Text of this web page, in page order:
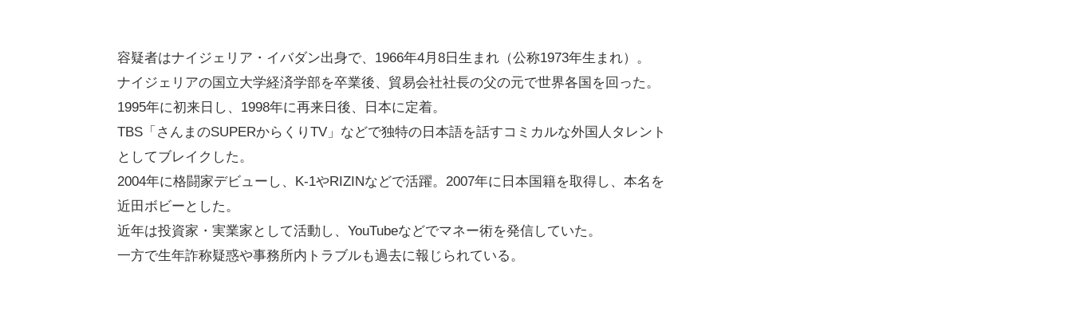
容疑者はナイジェリア・イバダン出身で、1966年4月8日生まれ（公称1973年生まれ）。
ナイジェリアの国立大学経済学部を卒業後、貿易会社社長の父の元で世界各国を回った。
1995年に初来日し、1998年に再来日後、日本に定着。
TBS「さんまのSUPERからくりTV」などで独特の日本語を話すコミカルな外国人タレント
としてブレイクした。
2004年に格闘家デビューし、K-1やRIZINなどで活躍。2007年に日本国籍を取得し、本名を
近田ボビーとした。
近年は投資家・実業家として活動し、YouTubeなどでマネー術を発信していた。
一方で生年詐称疑惑や事務所内トラブルも過去に報じられている。